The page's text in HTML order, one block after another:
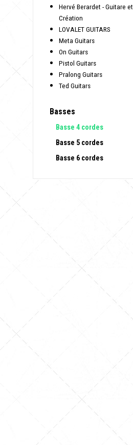
Hervé Berardet - Guitare et
Création
LOVALET GUITARS
Meta Guitars
On Guitars
Pistol Guitars
Pralong Guitars
Ted Guitars
Basses
Basse 4 cordes
Basse 5 cordes
Basse 6 cordes